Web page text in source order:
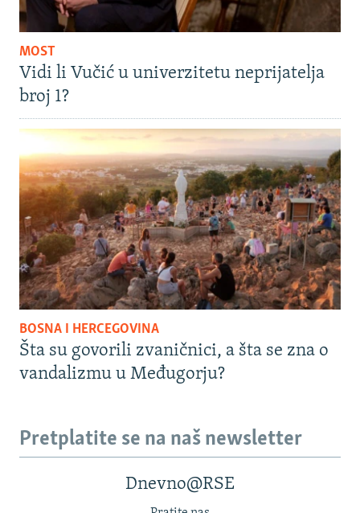
MOST
Vidi li Vučić u univerzitetu neprijatelja
broj 1?
BOSNA I HERCEGOVINA
Šta su govorili zvaničnici, a šta se zna o
vandalizmu u Međugorju?
Pretplatite se na naš newsletter
Dnevno@RSE